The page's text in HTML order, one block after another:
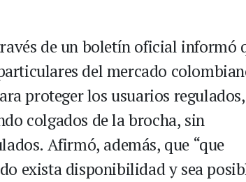
de un boletín oficial informó
del mercado
proteger los usuarios
colgados de la brocha, sin
Afirmó, además, que “que
exista disponibilidad y sea